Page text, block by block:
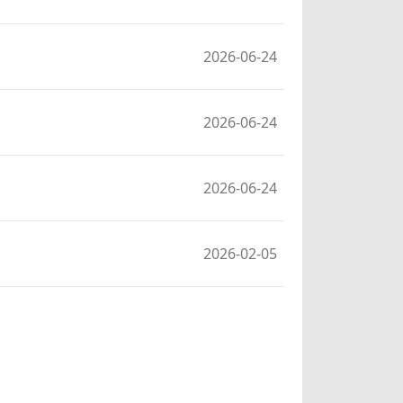
2026-06-24
2026-06-24
2026-06-24
2026-02-05